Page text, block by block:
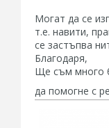
Могат да се
т.е. навити,
се застъпва
Благодаря,
Ще съм много
да помогне с